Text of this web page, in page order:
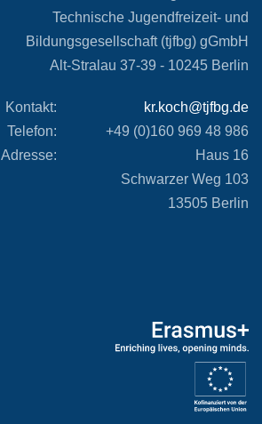
Technische Jugendfreizeit- und
Bildungsgesellschaft (tjfbg) gGmbH
Alt-Stralau 37-39 - 10245 Berlin
Kontakt:
kr.koch@tjfbg.de
Telefon:
+49 (0)160 969 48 986
Adresse:
Haus 16
Schwarzer Weg 103
13505 Berlin